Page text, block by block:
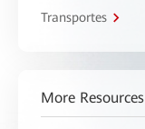
Transportes
More Resources